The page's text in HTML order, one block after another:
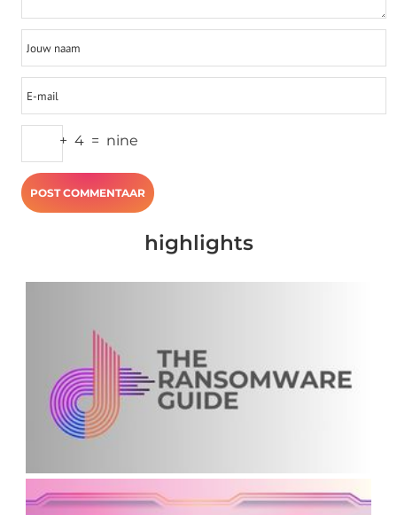
+ 4 = nine
highlights